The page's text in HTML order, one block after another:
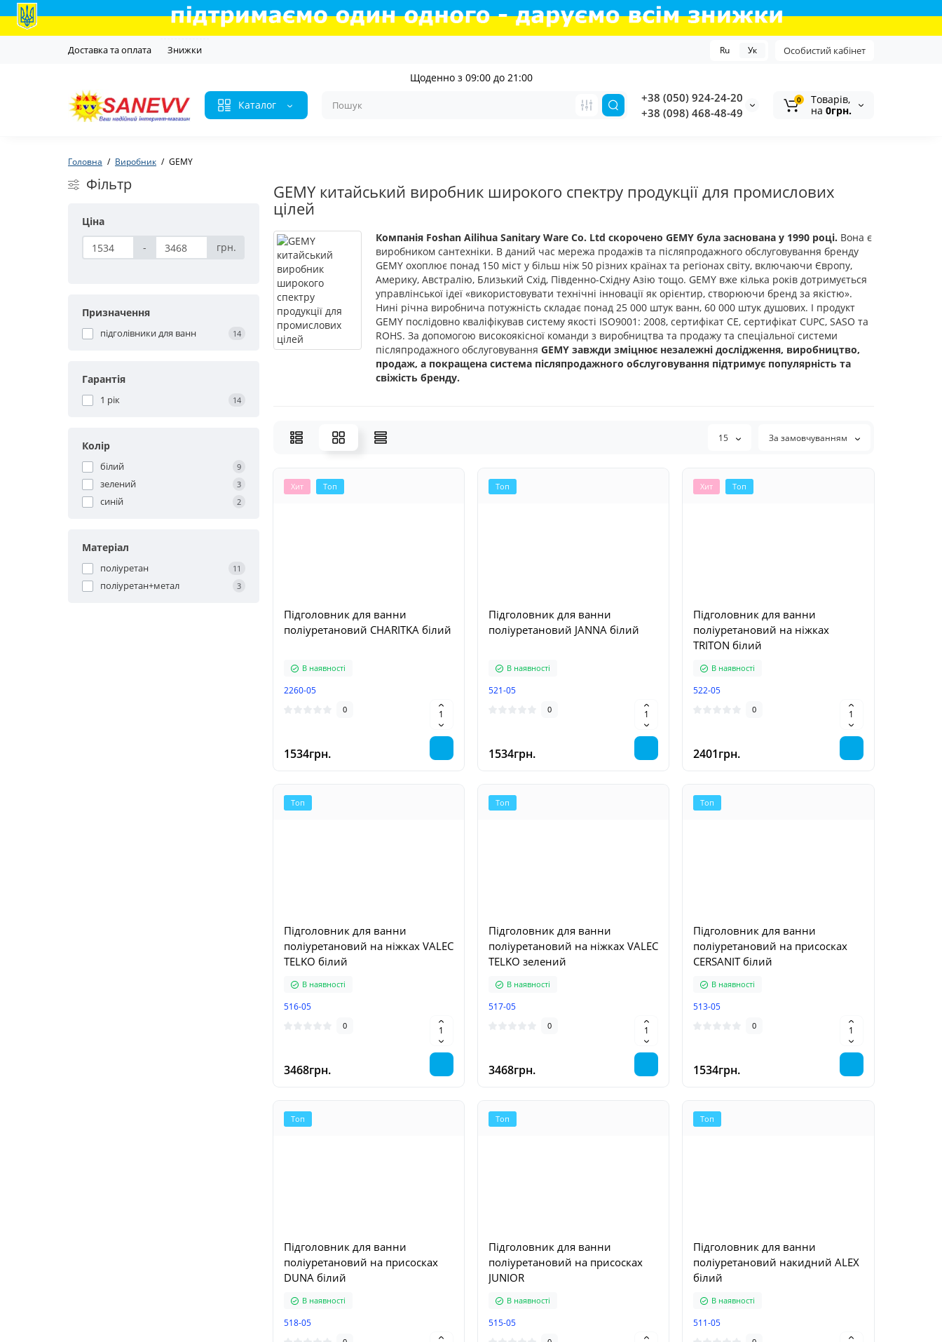
Доставка та оплата Знижки Особистий кабінет
Ru Ук
Каталог
Щоденно з 09:00 до 21:00
+38 (050) 924-24-20
+38 (098) 468-48-49
0
Tоварів,
на 0грн.
Головна Виробник GEMY
Фільтр
Ціна
-
грн.
Призначення
підголівники для ванн 14
Гарантія
1 рік 14
Колір
білий 9
зелений 3
синій 2
Матеріал
поліуретан 11
поліуретан+метал 3
GEMY китайський виробник широкого спектру продукції для промислових
цілей
Компанія Foshan Ailihua Sanitary Ware Co. Ltd скорочено GEMY була заснована у 1990 році. Вона є
виробником сантехніки. В даний час мережа продажів та післяпродажного обслуговування бренду
GEMY охоплює понад 150 міст у більш ніж 50 різних країнах та регіонах світу, включаючи Європу,
Америку, Австралію, Близький Схід, Південно-Східну Азію тощо. GEMY вже кілька років дотримується
управлінської ідеї «використовувати технічні інновації як орієнтир, створюючи бренд за якістю».
Нині річна виробнича потужність складає понад 25 000 штук ванн, 60 000 штук душових. І продукт
GEMY послідовно кваліфікував систему якості ISO9001: 2008, сертифікат CE, сертифікат CUPC, SASO та
ROHS. За допомогою високоякісної команди з виробництва та продажу та спеціальної системи
післяпродажного обслуговування GEMY завжди зміцнює незалежні дослідження, виробництво,
продаж, а покращена система післяпродажного обслуговування підтримує популярність та
свіжість бренду.
15 За замовчуванням
Хит Топ
Підголовник для ванни
поліуретановий CHARITKA білий
В наявності
2260-05
0
1534грн.
Топ
Підголовник для ванни
поліуретановий JANNA білий
В наявності
521-05
0
1534грн.
Хит Топ
Підголовник для ванни
поліуретановий на ніжках
TRITON білий
В наявності
522-05
0
2401грн.
Топ
Підголовник для ванни
поліуретановий на ніжках VALEC
TELKO білий
В наявності
516-05
0
3468грн.
Топ
Підголовник для ванни
поліуретановий на ніжках VALEC
TELKO зелений
В наявності
517-05
0
3468грн.
Топ
Підголовник для ванни
поліуретановий на присосках
CERSANIT білий
В наявності
513-05
0
1534грн.
Топ
Підголовник для ванни
поліуретановий на присосках
DUNA білий
В наявності
518-05
Топ
Підголовник для ванни
поліуретановий на присосках
JUNIOR
В наявності
515-05
Топ
Підголовник для ванни
поліуретановий накидний ALEX
білий
В наявності
511-05